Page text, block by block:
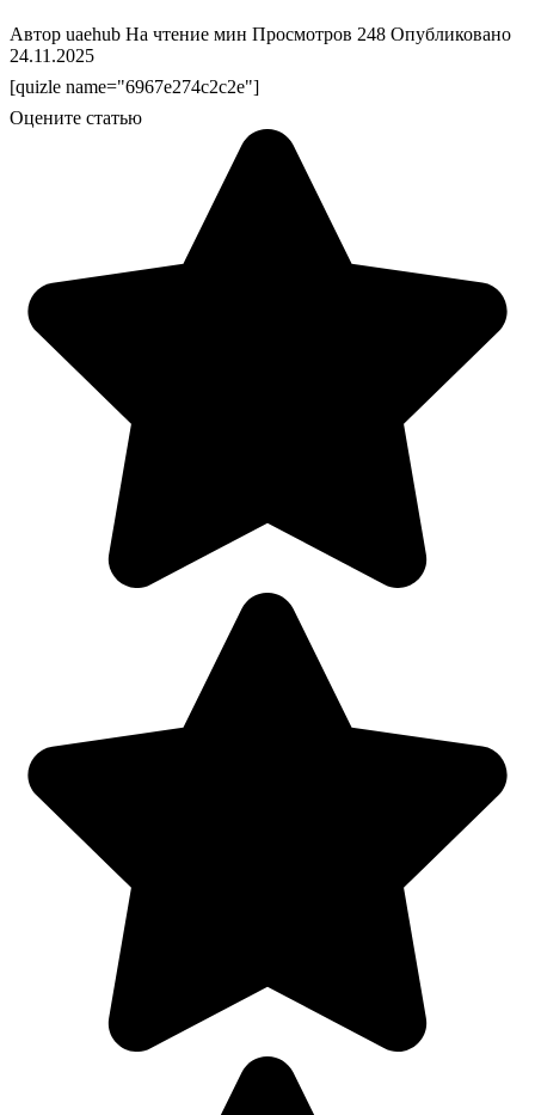
Автор uaehub На чтение мин Просмотров 248 Опубликовано
24.11.2025
[quizle name="6967e274c2c2e"]
Оцените статью